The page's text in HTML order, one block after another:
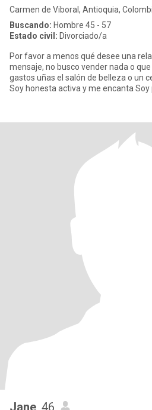
Carmen de Viboral, Antioquia,
Buscando: Hombre 45 - 57
Estado civil: Divorciado/a
Por favor a menos qué desee una relación seria
mensaje, no busco vender nada o
gastos uñas el salón de belleza o un celular, soy profesional seria.
Soy
Jane, 46